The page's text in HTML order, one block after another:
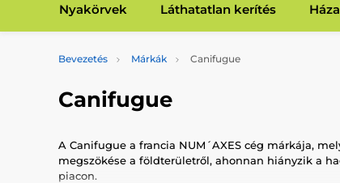
Nyakörvek Láthatatlan kerítés
Bevezetés Márkák Canifugue
Canifugue
A Canifugue a francia NUM´AXES cég márkája,
megszökése a földterületről, ahonnan hiányzik a
piacon.